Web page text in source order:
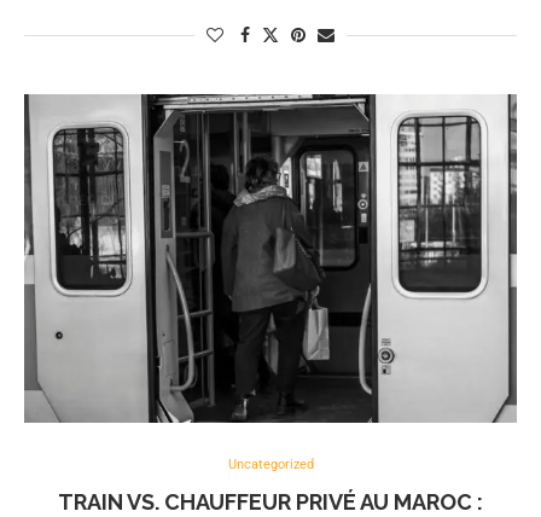
Uncategorized
TRAIN VS. CHAUFFEUR PRIVÉ AU MAROC :